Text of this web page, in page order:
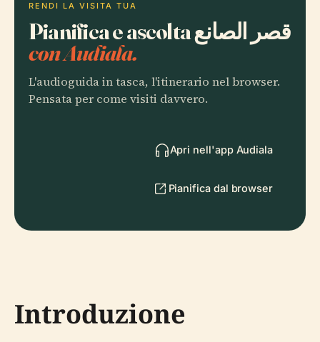
RENDI LA VISITA TUA
Pianifica e ascolta قصر الصانع
con Audiala.
L'audioguida in tasca, l'itinerario nel browser.
Pensata per come visiti davvero.
Apri nell'app Audiala
Pianifica dal browser
Introduzione